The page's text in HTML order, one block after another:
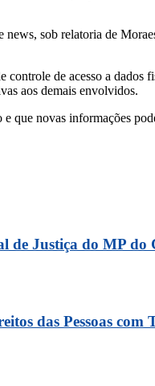
sob relatoria de
de acesso a
aos demais envolvidos.
que novas informações
Justiça do MP do
das Pessoas com